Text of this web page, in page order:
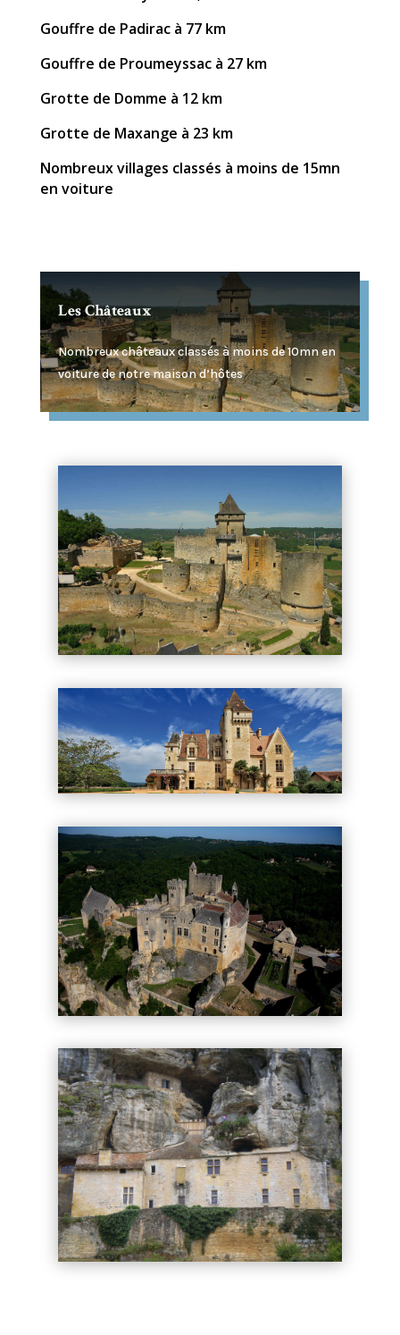
Gouffre de Padirac à 77 km
Gouffre de Proumeyssac à 27 km
Grotte de Domme à 12 km
Grotte de Maxange à 23 km
Nombreux villages classés à moins de 15mn
en voiture
Les Châteaux
Nombreux châteaux classés à moins de 10mn en
voiture de notre maison d’hôtes